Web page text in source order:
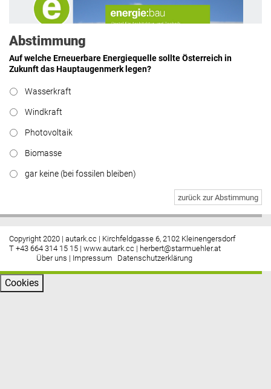
Abstimmung
Auf welche Erneuerbare Energiequelle sollte Österreich in
Zukunft das Hauptaugenmerk legen?
Wasserkraft
Windkraft
Photovoltaik
Biomasse
gar keine (bei fossilen bleiben)
zurück zur Abstimmung
Copyright 2020 | autark.cc | Kirchfeldgasse 6, 2102 Kleinengersdorf
T +43 664 314 15 15 | www.autark.cc | herbert@starmuehler.at
Über uns | Impressum Datenschutzerklärung
Cookies